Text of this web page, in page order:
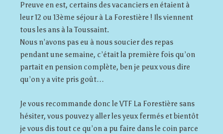
Preuve en est, certains des vacanciers en étaient à
leur 12 ou 13ème séjour à La Forestière ! Ils viennent
tous les ans à la Toussaint.
Nous n’avons pas eu à nous soucier des repas
pendant une semaine, c’était la première fois qu’on
partait en pension complète, ben je peux vous dire
qu’on y a vite pris goût…
Je vous recommande donc le VTF La Forestière sans
hésiter, vous pouvez y aller les yeux fermés et bientôt
je vous dis tout ce qu’on a pu faire dans le coin parce